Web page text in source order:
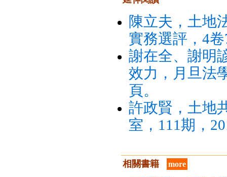
陳立夫，土地
實務選評，4
謝在全、謝明
效力，月旦法
頁。
許政賢，土地
室，111期，
相關書籍 more